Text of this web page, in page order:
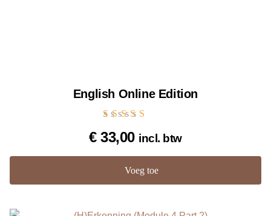
English Online Edition
5.00
uit 5
€33,00 incl. btw
Voeg toe